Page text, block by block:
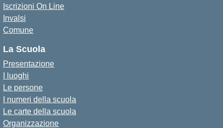
Iscrizioni On Line
Invalsi
Comune
La Scuola
Presentazione
I luoghi
Le persone
I numeri della scuola
Le carte della scuola
Organizzazione